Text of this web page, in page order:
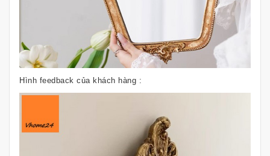
Hình feedback của khách hàng :